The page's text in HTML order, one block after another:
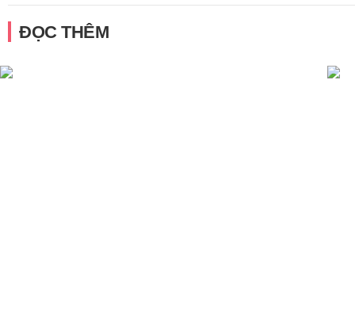
ĐỌC THÊM